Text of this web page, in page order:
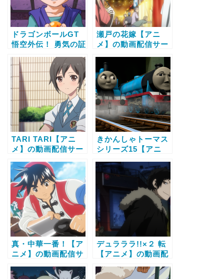
ドラゴンボールGT
悟空外伝！ 勇気の証
メ】の動画配信サー
ビス比較と無料で全
話視聴する方法
瀬戸の花嫁【アニ
メ】の動画配信サー
話視聴する方法
TARI TARI【アニ
メ】の動画配信サー
話視聴する方法
きかんしゃトーマス
シリーズ15【アニ
ビス比較と無料で全
話視聴する方法
真・中華一番！【ア
ニメ】の動画配信サ
全話視聴する方法
デュラララ!!×２ 転
【アニメ】の動画配
料で全話視聴する方